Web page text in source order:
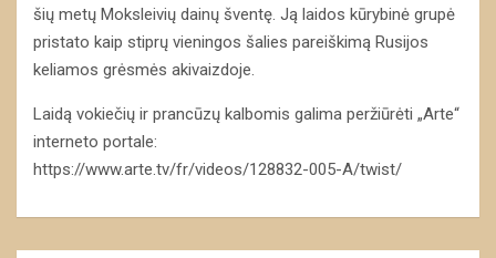
šių metų Moksleivių dainų šventę. Ją laidos kūrybinė grupė
pristato kaip stiprų vieningos šalies pareiškimą Rusijos
keliamos grėsmės akivaizdoje.
Laidą vokiečių ir prancūzų kalbomis galima peržiūrėti „Arte“
interneto portale:
https://www.arte.tv/fr/videos/128832-005-A/twist/